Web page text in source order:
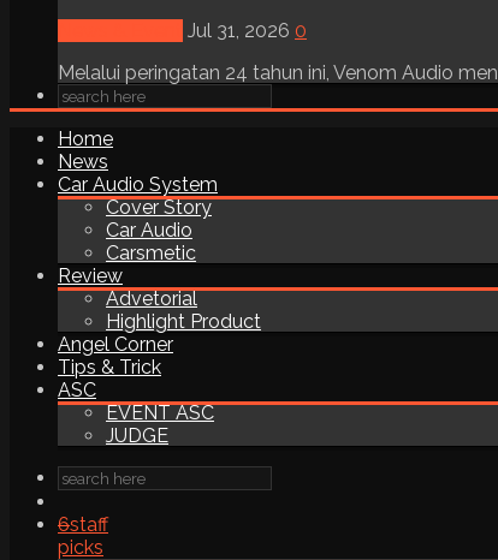
Jul 31, 2026 0
Melalui peringatan 24 tahun ini, Venom Audio
Home
News
Car Audio System
Cover Story
Car Audio
Carsmetic
Review
Advetorial
Highlight Product
Angel Corner
Tips & Trick
ASC
EVENT ASC
JUDGE
6staff
picks